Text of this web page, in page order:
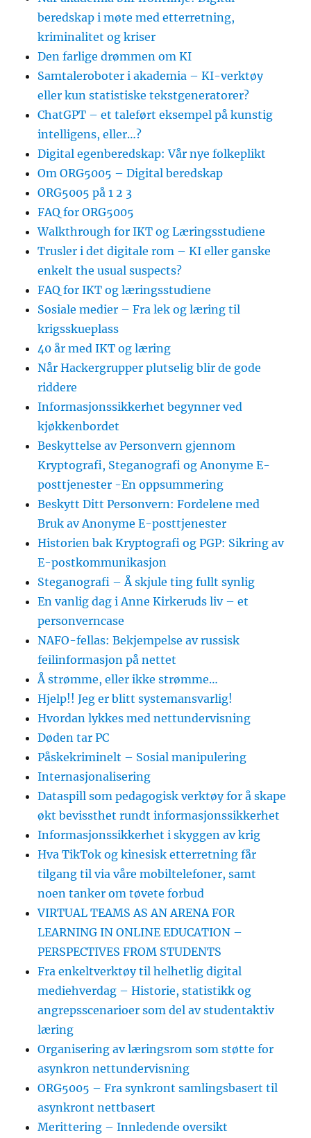
beredskap i møte med etterretning,
kriminalitet og kriser
Den farlige drømmen om KI
Samtaleroboter i akademia – KI-verktøy
eller kun statistiske tekstgeneratorer?
ChatGPT – et taleført eksempel på kunstig
intelligens, eller…?
Digital egenberedskap: Vår nye folkeplikt
Om ORG5005 – Digital beredskap
ORG5005 på 1 2 3
FAQ for ORG5005
Walkthrough for IKT og Læringsstudiene
Trusler i det digitale rom – KI eller ganske
enkelt the usual suspects?
FAQ for IKT og læringsstudiene
Sosiale medier – Fra lek og læring til
krigsskueplass
40 år med IKT og læring
Når Hackergrupper plutselig blir de gode
riddere
Informasjonssikkerhet begynner ved
kjøkkenbordet
Beskyttelse av Personvern gjennom
Kryptografi, Steganografi og Anonyme E-
posttjenester -En oppsummering
Beskytt Ditt Personvern: Fordelene med
Bruk av Anonyme E-posttjenester
Historien bak Kryptografi og PGP: Sikring av
E-postkommunikasjon
Steganografi – Å skjule ting fullt synlig
En vanlig dag i Anne Kirkeruds liv – et
personverncase
NAFO-fellas: Bekjempelse av russisk
feilinformasjon på nettet
Å strømme, eller ikke strømme…
Hjelp!! Jeg er blitt systemansvarlig!
Hvordan lykkes med nettundervisning
Døden tar PC
Påskekriminelt – Sosial manipulering
Internasjonalisering
Dataspill som pedagogisk verktøy for å skape
økt bevissthet rundt informasjonssikkerhet
Informasjonssikkerhet i skyggen av krig
Hva TikTok og kinesisk etterretning får
tilgang til via våre mobiltelefoner, samt
noen tanker om tøvete forbud
VIRTUAL TEAMS AS AN ARENA FOR
LEARNING IN ONLINE EDUCATION –
PERSPECTIVES FROM STUDENTS
Fra enkeltverktøy til helhetlig digital
mediehverdag – Historie, statistikk og
angrepsscenarioer som del av studentaktiv
læring
Organisering av læringsrom som støtte for
asynkron nettundervisning
ORG5005 – Fra synkront samlingsbasert til
asynkront nettbasert
Merittering – Innledende oversikt